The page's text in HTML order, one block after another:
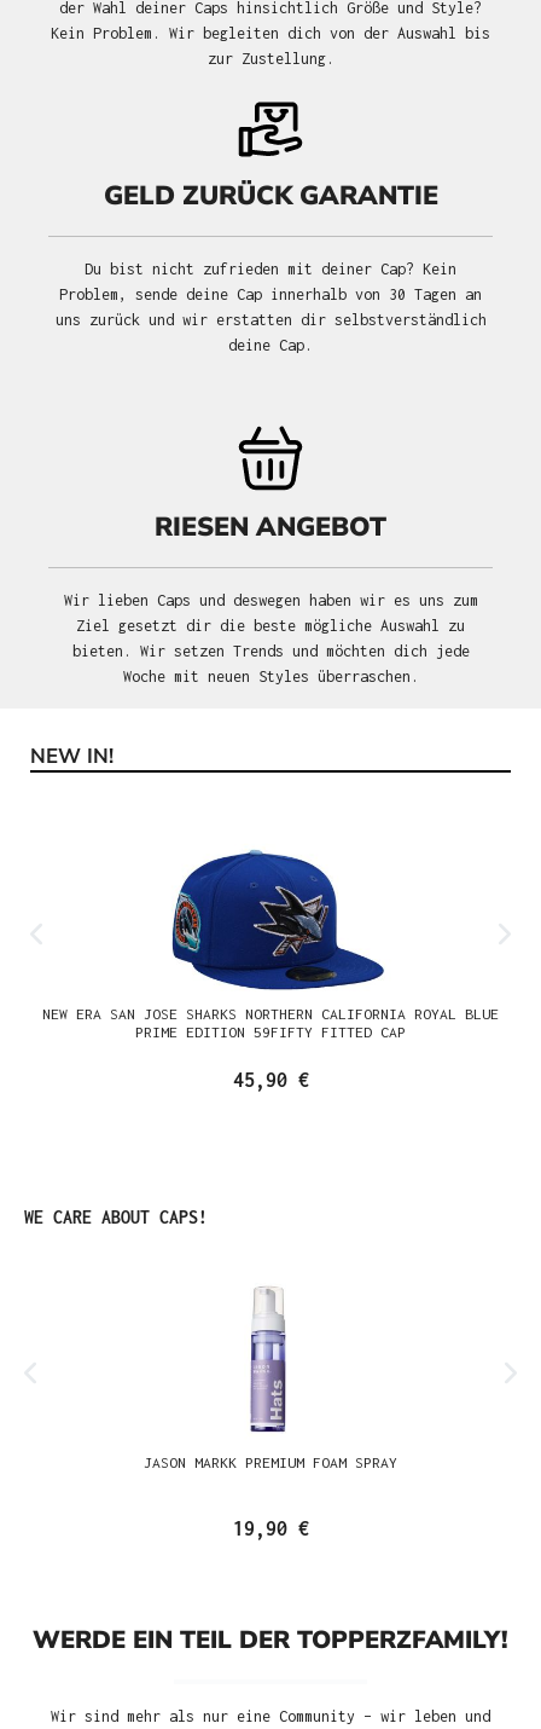
der Wahl deiner Caps hinsichtlich Größe und Style?
Kein Problem. Wir begleiten dich von der Auswahl bis
zur Zustellung.
GELD ZURÜCK GARANTIE
Du bist nicht zufrieden mit deiner Cap? Kein
Problem, sende deine Cap innerhalb von 30 Tagen an
uns zurück und wir erstatten dir selbstverständlich
deine Cap.
RIESEN ANGEBOT
Wir lieben Caps und deswegen haben wir es uns zum
Ziel gesetzt dir die beste mögliche Auswahl zu
bieten. Wir setzen Trends und möchten dich jede
Woche mit neuen Styles überraschen.
Produktgalerie überspringen
NEW IN!
NEW ERA SAN JOSE SHARKS NORTHERN CALIFORNIA ROYAL BLUE
PRIME EDITION 59FIFTY FITTED CAP
45,90 €
Produktgalerie überspringen
WE CARE ABOUT CAPS!
JASON MARKK PREMIUM FOAM SPRAY
19,90 €
WERDE EIN TEIL DER TOPPERZFAMILY!
Wir sind mehr als nur eine Community – wir leben und